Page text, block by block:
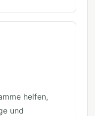
helfen,
und